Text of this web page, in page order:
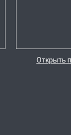
Открыть